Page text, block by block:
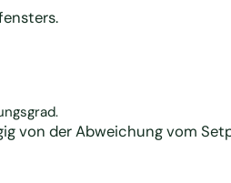
von der Abweichung vom